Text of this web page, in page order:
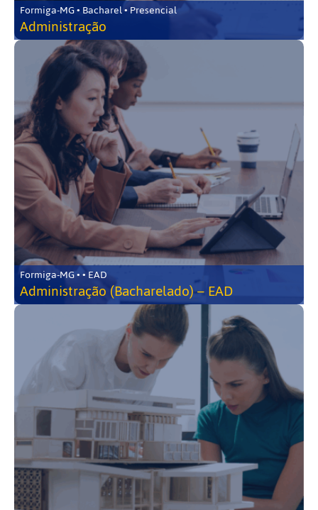
Formiga-MG • Bacharel • Presencial
Administração
Formiga-MG • • EAD
Administração (Bacharelado) – EAD